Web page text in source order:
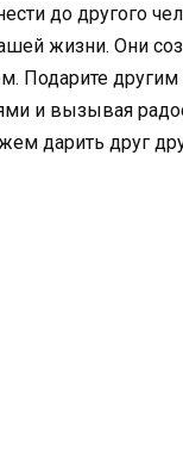
до другого
жизни. Они
Подарите
и вызывая
дарить друг